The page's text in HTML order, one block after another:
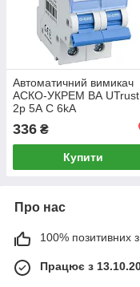
Автоматичний вимикач
АСКО-УКРЕМ ВА UTrust
2р 5А С 6kА
336 ₴
Купити
Про нас
100% позитивних з
Працює з